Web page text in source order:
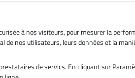
à nos visiteurs, pour mesurer la
de nos utilisateurs, leurs données et la
de servics. En cliquant sur